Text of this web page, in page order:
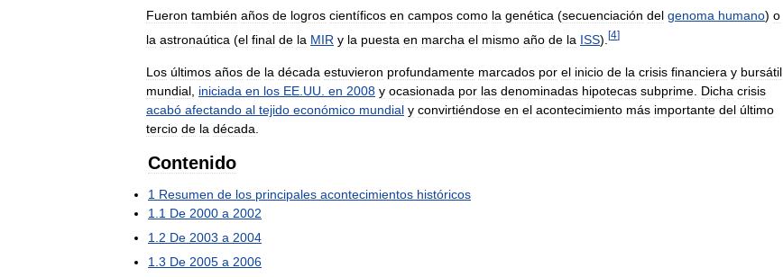
Fueron también años de logros científicos en campos como la genética (secuenciación del genoma humano) o
la astronaútica (el final de la MIR y la puesta en marcha el mismo año de la ISS). [4]
Los últimos años de la década estuvieron profundamente marcados por el inicio de la crisis financiera y bursátil
mundial iniciada en los EE UU en 2008 y ocasionada por las denominadas hipotecas subprime Dicha crisis
acabó afectando al tejido económico mundial y convirtiéndose en el acontecimiento más importante del último
tercio de la década
Contenido
1 Resumen de los principales acontecimientos históricos
1 1 De 2000 a 2002
1 2 De 2003 a 2004
1 3 De 2005 a 2006